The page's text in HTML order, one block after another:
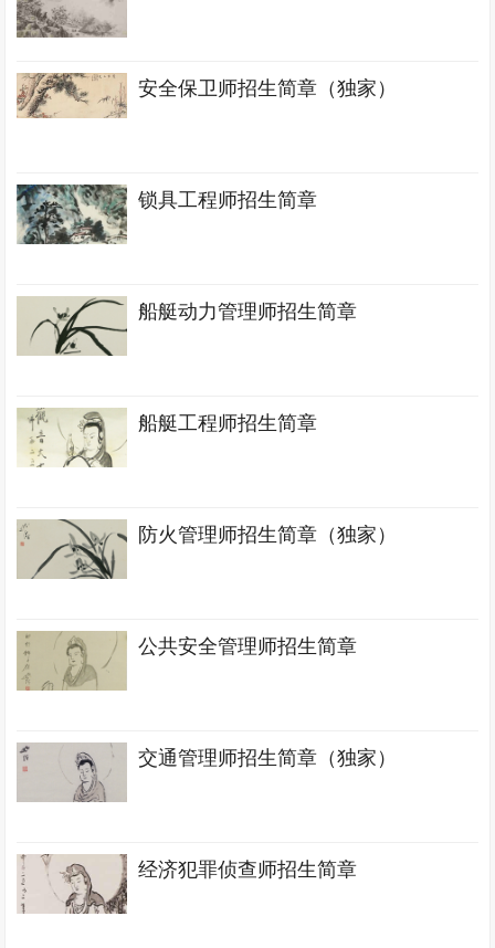
安全保卫师招生简章（独家）
锁具工程师招生简章
船艇动力管理师招生简章
船艇工程师招生简章
防火管理师招生简章（独家）
公共安全管理师招生简章
交通管理师招生简章（独家）
经济犯罪侦查师招生简章